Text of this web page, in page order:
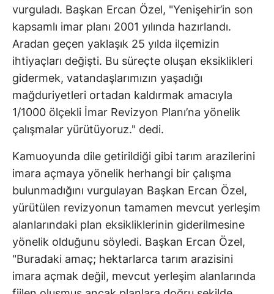
vurguladı. Başkan Ercan Özel, "Yenişehir’in son
kapsamlı imar planı 2001 yılında hazırlandı.
Aradan geçen yaklaşık 25 yılda ilçemizin
ihtiyaçları değişti. Bu süreçte oluşan eksiklikleri
gidermek, vatandaşlarımızın yaşadığı
mağduriyetleri ortadan kaldırmak amacıyla
1/1000 ölçekli İmar Revizyon Planı’na yönelik
çalışmalar yürütüyoruz." dedi.
Kamuoyunda dile getirildiği gibi tarım arazilerini
imara açmaya yönelik herhangi bir çalışma
bulunmadığını vurgulayan Başkan Ercan Özel,
yürütülen revizyonun tamamen mevcut yerleşim
alanlarındaki plan eksikliklerinin giderilmesine
yönelik olduğunu söyledi. Başkan Ercan Özel,
"Buradaki amaç; hektarlarca tarım arazisini
imara açmak değil, mevcut yerleşim alanlarında